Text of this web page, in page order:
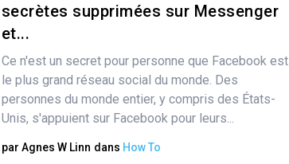
Facebook Copier le lien
secrètes supprimées sur Messenger
et...
Ce n'est un secret pour personne que Facebook est
le plus grand réseau social du monde. Des
personnes du monde entier, y compris des États-
Unis, s'appuient sur Facebook pour leurs...
par Agnes W Linn dans How To